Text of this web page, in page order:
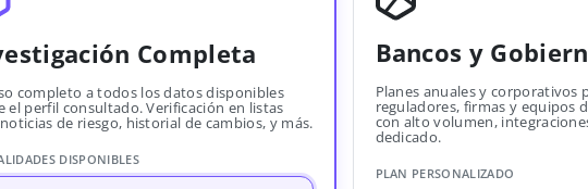
Completa
completo a todos los datos disponibles
el perfil consultado. Verificación en listas
noticias de riesgo, historial de cambios, y más.
DISPONIBLES
Bancos y
Planes anuales y corporativos
reguladores, firmas y equipos
con alto volumen,
dedicado.
PLAN PERSONALIZADO